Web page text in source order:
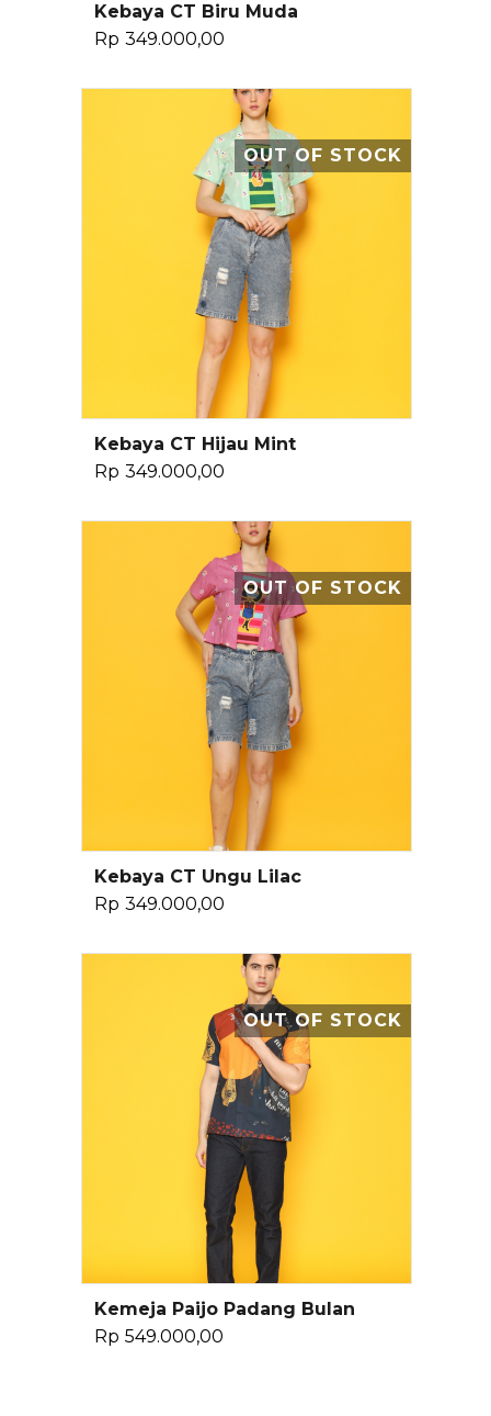
Baca Selengkapnya
Kebaya CT Biru Muda
Rp 349.000,00
OUT OF STOCK
Baca Selengkapnya
Kebaya CT Hijau Mint
Rp 349.000,00
OUT OF STOCK
Baca Selengkapnya
Kebaya CT Ungu Lilac
Rp 349.000,00
OUT OF STOCK
Baca Selengkapnya
Kemeja Paijo Padang Bulan
Rp 549.000,00